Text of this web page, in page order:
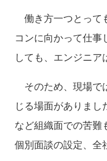
働き方一つとって
コンに向かって仕
しても、エンジニア
そのため、現場で
じる場面がありま
など組織面での苦難
個別面談の設定、全